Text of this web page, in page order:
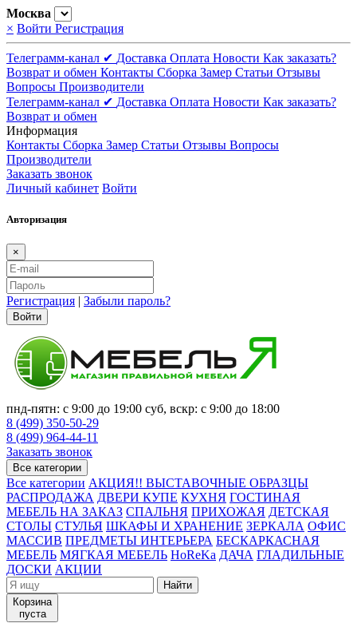
Москва
× Войти Регистрация
Телеграмм-канал ✔ Доставка Оплата Новости Как заказать?
Возврат и обмен Контакты Сборка Замер Статьи Отзывы
Вопросы Производители
Телеграмм-канал ✔ Доставка Оплата Новости Как заказать?
Возврат и обмен
Информация
Контакты Сборка Замер Статьи Отзывы Вопросы
Производители
Заказать звонок
Личный кабинет Войти
Авторизация
×
Регистрация | Забыли пароль?
Войти
пнд-пятн: с 9:00 до 19:00 суб, вскр: с 9:00 до 18:00
8 (499) 350-50-29
8 (499) 964-44-11
Заказать звонок
Все категории
Все категории АКЦИЯ!! ВЫСТАВОЧНЫЕ ОБРАЗЦЫ
РАСПРОДАЖА ДВЕРИ КУПЕ КУХНЯ ГОСТИНАЯ
МЕБЕЛЬ НА ЗАКАЗ СПАЛЬНЯ ПРИХОЖАЯ ДЕТСКАЯ
СТОЛЫ СТУЛЬЯ ШКАФЫ И ХРАНЕНИЕ ЗЕРКАЛА ОФИС
МАССИВ ПРЕДМЕТЫ ИНТЕРЬЕРА БЕСКАРКАСНАЯ
МЕБЕЛЬ МЯГКАЯ МЕБЕЛЬ HoReKa ДАЧА ГЛАДИЛЬНЫЕ
ДОСКИ АКЦИИ
Найти
Корзина
пуста